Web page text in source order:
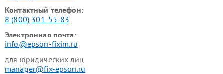
Контактный телефон:
8 (800) 301-55-83
Электронная почта:
info@epson-fixim.ru
для юридических лиц
manager@fix-epson.ru